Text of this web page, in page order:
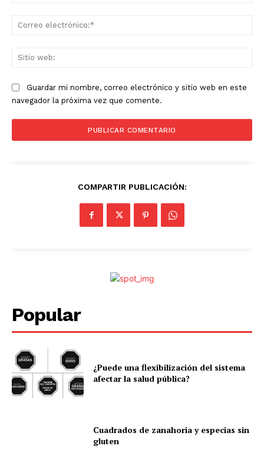
Guardar mi nombre, correo electrónico y sitio web en este
navegador la próxima vez que comente.
COMPARTIR PUBLICACIÓN:
Popular
¿Puede una flexibilización del sistema
afectar la salud pública?
Cuadrados de zanahoria y especias sin
gluten